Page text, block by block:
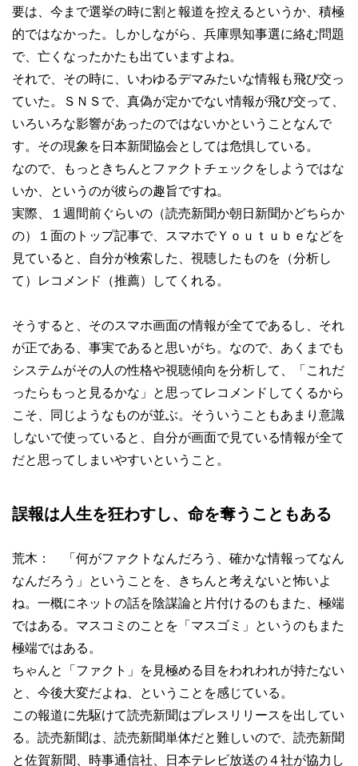
要は、今まで選挙の時に割と報道を控えるというか、積極
的ではなかった。しかしながら、兵庫県知事選に絡む問題
で、亡くなったかたも出ていますよね。
それで、その時に、いわゆるデマみたいな情報も飛び交っ
ていた。ＳＮＳで、真偽が定かでない情報が飛び交って、
いろいろな影響があったのではないかということなんで
す。その現象を日本新聞協会としては危惧している。
なので、もっときちんとファクトチェックをしようではな
いか、というのが彼らの趣旨ですね。
実際、１週間前ぐらいの（読売新聞か朝日新聞かどちらか
の）１面のトップ記事で、スマホでＹｏｕｔｕｂｅなどを
見ていると、自分が検索した、視聴したものを（分析し
て）レコメンド（推薦）してくれる。
そうすると、そのスマホ画面の情報が全てであるし、それ
が正である、事実であると思いがち。なので、あくまでも
システムがその人の性格や視聴傾向を分析して、「これだ
ったらもっと見るかな」と思ってレコメンドしてくるから
こそ、同じようなものが並ぶ。そういうこともあまり意識
しないで使っていると、自分が画面で見ている情報が全て
だと思ってしまいやすいということ。
誤報は人生を狂わすし、命を奪うこともある
荒木： 「何がファクトなんだろう、確かな情報ってなん
なんだろう」ということを、きちんと考えないと怖いよ
ね。一概にネットの話を陰謀論と片付けるのもまた、極端
ではある。マスコミのことを「マスゴミ」というのもまた
極端ではある。
ちゃんと「ファクト」を見極める目をわれわれが持たない
と、今後大変だよね、ということを感じている。
この報道に先駆けて読売新聞はプレスリリースを出してい
る。読売新聞は、読売新聞単体だと難しいので、読売新聞
と佐賀新聞、時事通信社、日本テレビ放送の４社が協力し